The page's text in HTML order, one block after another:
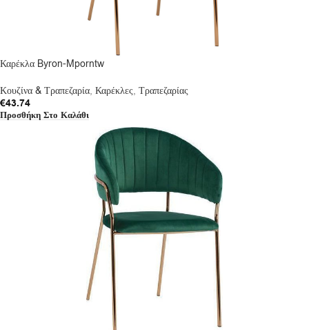
Καρέκλα Byron-Mporntw
Κουζίνα & Τραπεζαρία, Καρέκλες, Τραπεζαρίας
€43.74
Προσθήκη Στο Καλάθι